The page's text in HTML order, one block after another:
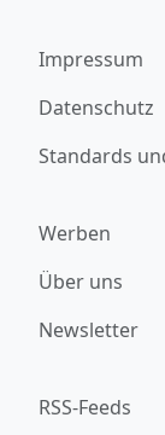
Impressum
Datenschutz
Standards
Werben
Über uns
Newsletter
RSS-Feeds